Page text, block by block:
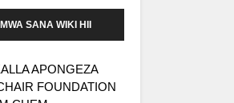
SANA WIKI HII
APONGEZA
FOUNDATION